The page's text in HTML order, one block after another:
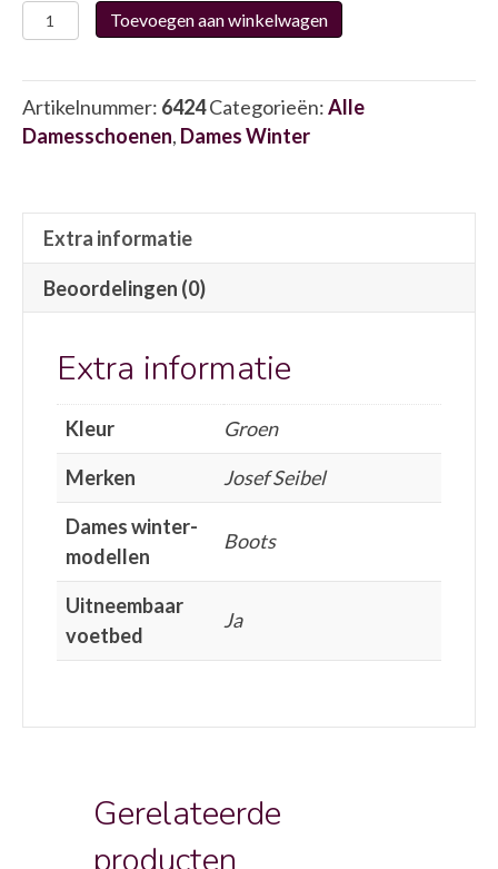
Josef
Seibel
6424
aantal
Toevoegen aan winkelwagen
Artikelnummer: 6424Categorieën:Alle
Damesschoenen, Dames Winter
Extra informatie
Beoordelingen (0)
Extra informatie
Kleur
Groen
Merken
Josef Seibel
Dames winter-
modellen
Boots
Uitneembaar
voetbed
Ja
Gerelateerde